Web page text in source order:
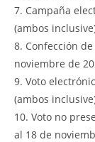
7. Campaña
(ambos
8. Confección
noviembre de
9. Voto
(ambos
10. Voto no
al 18 de